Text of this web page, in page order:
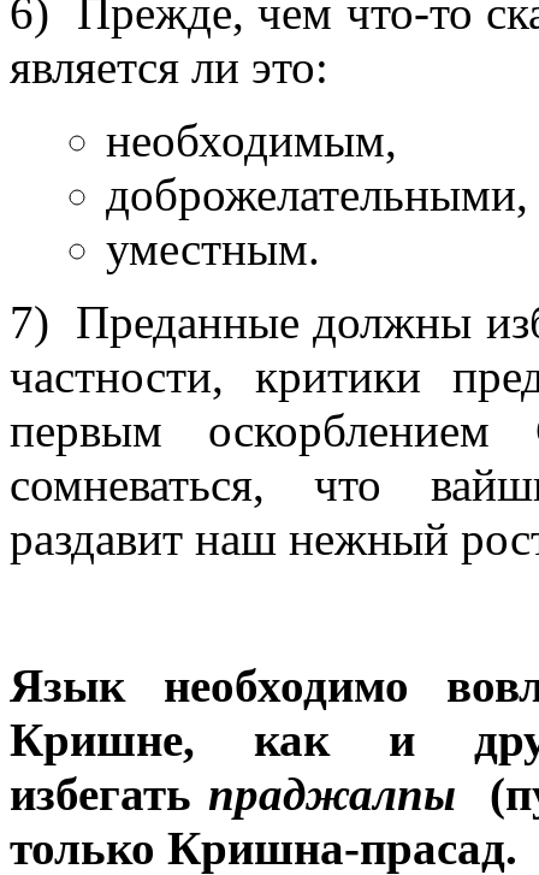
6) Прежде, чем что-то
является ли это:
необходимым,
доброжелательными,
уместным.
7) Преданные должны
частности, критики
первым
сомневаться, что
раздавит наш нежный
Язык необходимо
Кришне, как и
избегать праджалпы
только Кришна-прасад.